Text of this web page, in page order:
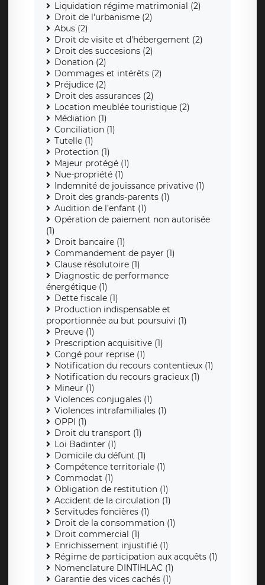
Liquidation régime matrimonial (2)
Droit de l'urbanisme (2)
Abus (2)
Droit de visite et d'hébergement (2)
Droit des succesions (2)
Donation (2)
Dommages et intérêts (2)
Préjudice (2)
Droit des assurances (2)
Location meublée touristique (2)
Médiation (1)
Conciliation (1)
Tutelle (1)
Protection (1)
Majeur protégé (1)
Nue-propriété (1)
Indemnité de jouissance privative (1)
Droit des grands-parents (1)
Audition de l’enfant (1)
Opération de paiement non autorisée
(1)
Droit bancaire (1)
Commandement de payer (1)
Clause résolutoire (1)
Diagnostic de performance
énergétique (1)
Dette fiscale (1)
Production indispensable et
proportionnée au but poursuivi (1)
Preuve (1)
Prescription acquisitive (1)
Congé pour reprise (1)
Notification du recours contentieux (1)
Notification du recours gracieux (1)
Mineur (1)
Violences conjugales (1)
Violences intrafamiliales (1)
OPPI (1)
Droit du transport (1)
Loi Badinter (1)
Domicile du défunt (1)
Compétence territoriale (1)
Commodat (1)
Obligation de restitution (1)
Accident de la circulation (1)
Servitudes foncières (1)
Droit de la consommation (1)
Droit commercial (1)
Enrichissement injustifié (1)
Régime de participation aux acquêts (1)
Nomenclature DINTIHLAC (1)
Garantie des vices cachés (1)